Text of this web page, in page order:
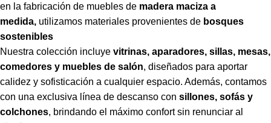
en la fabricación de muebles de madera maciza a
medida, utilizamos materiales provenientes de bosques
sostenibles
Nuestra colección incluye vitrinas, aparadores, sillas, mesas,
comedores y muebles de salón, diseñados para aportar
calidez y sofisticación a cualquier espacio. Además, contamos
con una exclusiva línea de descanso con sillones, sofás y
colchones, brindando el máximo confort sin renunciar al